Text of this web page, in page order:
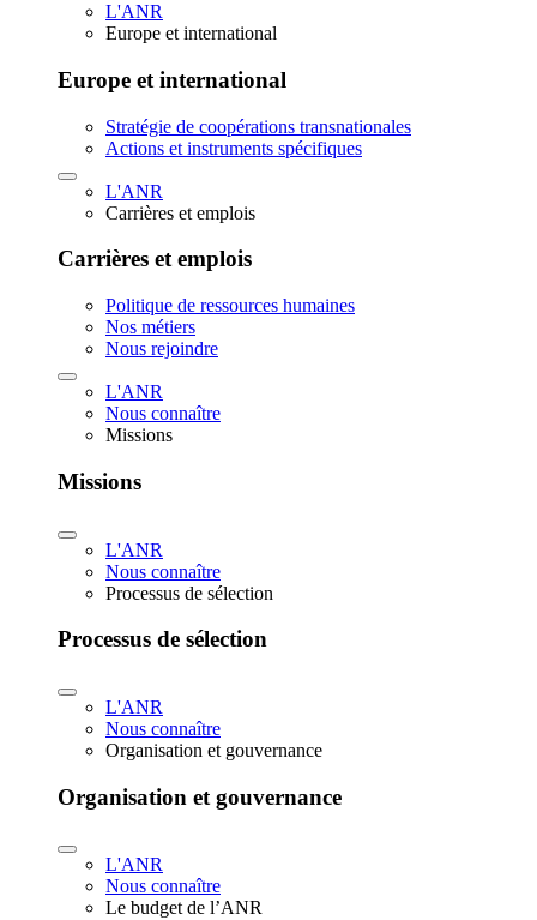
L'ANR
Europe et international
Europe et international
Stratégie de coopérations transnationales
Actions et instruments spécifiques
L'ANR
Carrières et emplois
Carrières et emplois
Politique de ressources humaines
Nos métiers
Nous rejoindre
L'ANR
Nous connaître
Missions
Missions
L'ANR
Nous connaître
Processus de sélection
Processus de sélection
L'ANR
Nous connaître
Organisation et gouvernance
Organisation et gouvernance
L'ANR
Nous connaître
Le budget de l’ANR